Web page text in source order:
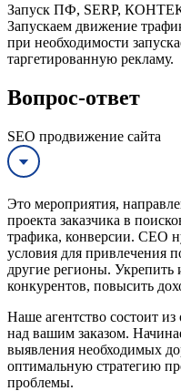
Запуск ПФ, SERP,
Запускаем движение
при необходимости
таргетированную рекламу.
Вопрос-ответ
SEO продвижение сайта
Это мероприятия,
проекта заказчика в
трафика, конверсии. СЕО
условия для привлечения
другие регионы.
конкурентов, повысить
Наше агентство состоит
над вашим заказом.
выявления необходимых
оптимальную стратегию
проблемы.